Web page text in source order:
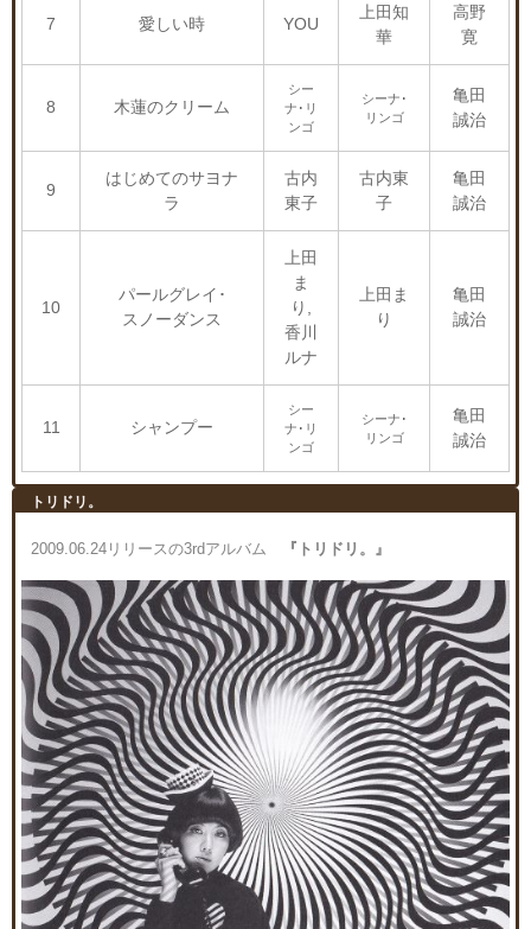
7 愛しい時 YOU
上田知
華
高野
寛
8 木蓮のクリーム
シー
ナ･リ
ンゴ
シーナ･
リンゴ
亀田
誠治
9
はじめてのサヨナ
ラ
古内
東子
古内東
子
亀田
誠治
10
パールグレイ･
スノーダンス
上田
ま
り,
香川
ルナ
上田ま
り
亀田
誠治
11 シャンプー
シー
ナ･リ
ンゴ
シーナ･
リンゴ
亀田
誠治
トリドリ。
2009.06.24リリースの3rdアルバム 『トリドリ。』